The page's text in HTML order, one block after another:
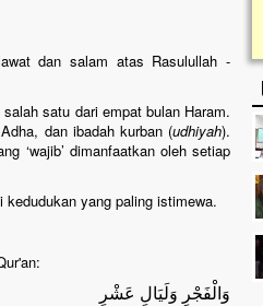
dan salam atas Rasulullah -
satu dari empat bulan Haram.
dan ibadah kurban (udhiyah).
‘wajib’ dimanfaatkan oleh setiap
yang paling istimewa.
وَالْفَجْرِ وَلَيَالٍ عَشْرٍ